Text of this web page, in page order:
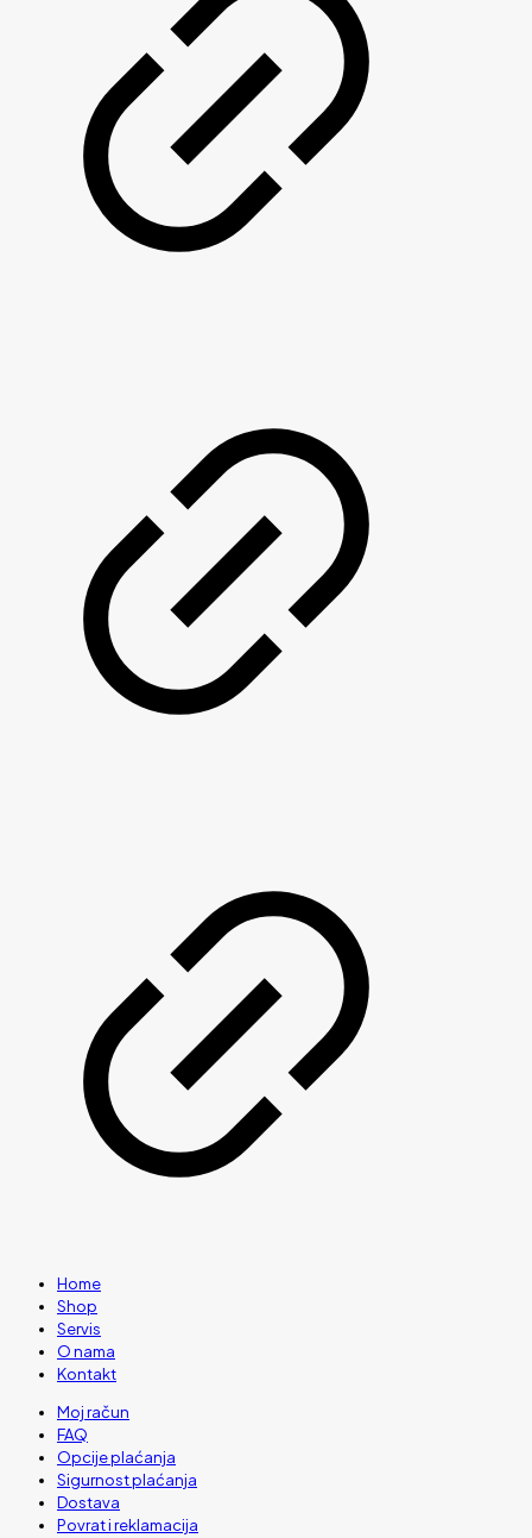
Home
Shop
Servis
O nama
Kontakt
Moj račun
FAQ
Opcije plaćanja
Sigurnost plaćanja
Dostava
Povrat i reklamacija